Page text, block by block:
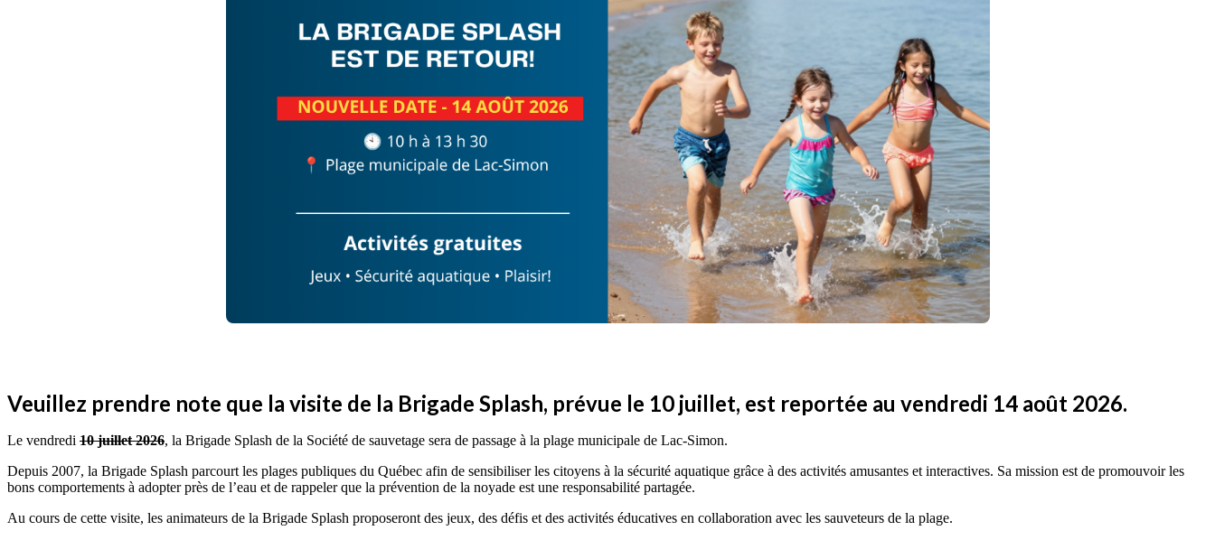
Veuillez prendre note que la visite de la Brigade Splash, prévue le 10 juillet, est reportée au vendredi 14 août 2026.
Le vendredi 10 juillet 2026, la Brigade Splash de la Société de sauvetage sera de passage à la plage municipale de Lac-Simon.
Depuis 2007, la Brigade Splash parcourt les plages publiques du Québec afin de sensibiliser les citoyens à la sécurité aquatique grâce à des activités amusantes et interactives. Sa mission est de promouvoir les
bons comportements à adopter près de l’eau et de rappeler que la prévention de la noyade est une responsabilité partagée.
Au cours de cette visite, les animateurs de la Brigade Splash proposeront des jeux, des défis et des activités éducatives en collaboration avec les sauveteurs de la plage.